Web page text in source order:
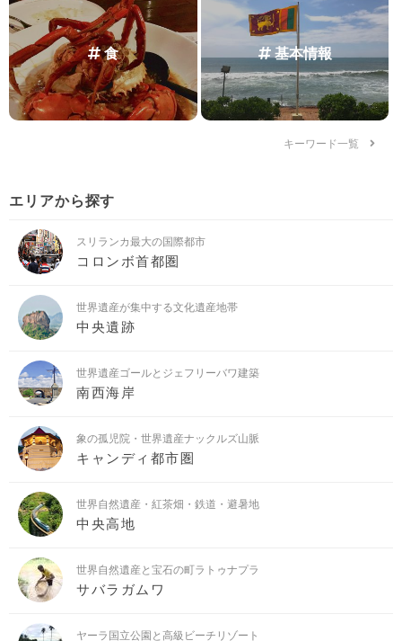
食 基本情報
キーワード一覧
エリアから探す
スリランカ最大の国際都市
コロンボ首都圏
世界遺産が集中する文化遺産地帯
中央遺跡
世界遺産ゴールとジェフリーバワ建築
南西海岸
象の孤児院・世界遺産ナックルズ山脈
キャンディ都市圏
世界自然遺産・紅茶畑・鉄道・避暑地
中央高地
世界自然遺産と宝石の町ラトゥナプラ
サバラガムワ
ヤーラ国立公園と高級ビーチリゾート